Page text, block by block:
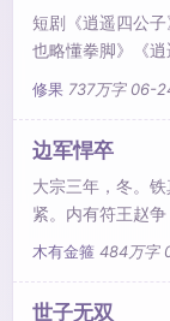
短剧《逍遥四公
也略懂拳脚》《
历史中从未出现
狼居胥’，名动天下
修果 737万字 06-
边军悍卒
大宗三年，冬。
紧。内有符王赵
朝顿时处在内忧
木有金箍 484万字
世子无双